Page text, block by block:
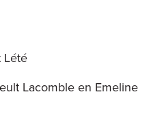
Lété
Lacomble en Emeline